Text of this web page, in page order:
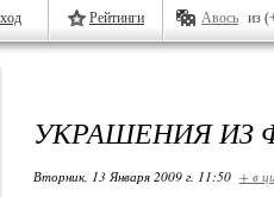
Рейтинги Авось из
УКРАШЕНИЯ ИЗ
Вторник, 13 Января 2009 г. 11:50 + в